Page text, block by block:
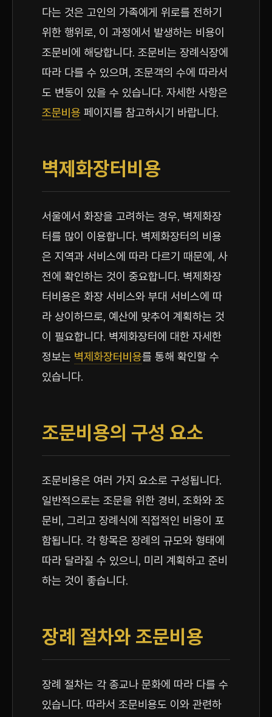
다는 것은 고인의 가족에게 위로를 전하기
위한 행위로, 이 과정에서 발생하는 비용이
조문비에 해당합니다. 조문비는 장례식장에
따라 다를 수 있으며, 조문객의 수에 따라서
도 변동이 있을 수 있습니다. 자세한 사항은
조문비용 페이지를 참고하시기 바랍니다.
벽제화장터비용
서울에서 화장을 고려하는 경우, 벽제화장
터를 많이 이용합니다. 벽제화장터의 비용
은 지역과 서비스에 따라 다르기 때문에, 사
전에 확인하는 것이 중요합니다. 벽제화장
터비용은 화장 서비스와 부대 서비스에 따
라 상이하므로, 예산에 맞추어 계획하는 것
이 필요합니다. 벽제화장터에 대한 자세한
정보는 벽제화장터비용를 통해 확인할 수
있습니다.
조문비용의 구성 요소
조문비용은 여러 가지 요소로 구성됩니다.
일반적으로는 조문을 위한 경비, 조화와 조
문비, 그리고 장례식에 직접적인 비용이 포
함됩니다. 각 항목은 장례의 규모와 형태에
따라 달라질 수 있으니, 미리 계획하고 준비
하는 것이 좋습니다.
장례 절차와 조문비용
장례 절차는 각 종교나 문화에 따라 다를 수
있습니다. 따라서 조문비용도 이와 관련하